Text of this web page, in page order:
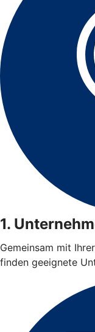
1.
Gemeinsam mit
finden geeignete